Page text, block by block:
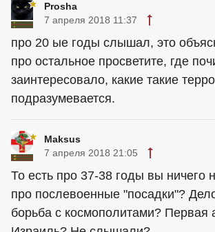
Prosha
7 апреля 2018 11:37
про 20 ые годы слышал, это
про остальное просветите, где
заинтересовало, какие такие
подразумевается.
Maksus
7 апреля 2018 21:05
То есть про 37-38 годы вы ничего
про послевоенные "посадки"?
борьба с космополитами? Первая